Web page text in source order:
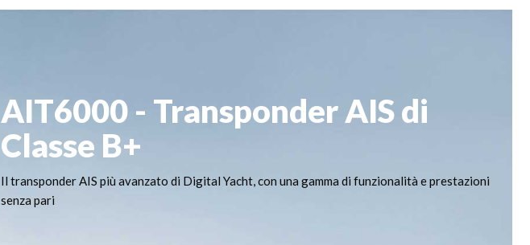
AIT6000 - Transponder AIS di
Classe B+
Il transponder AIS più avanzato di Digital Yacht, con una gamma di funzionalità e prestazioni
senza pari